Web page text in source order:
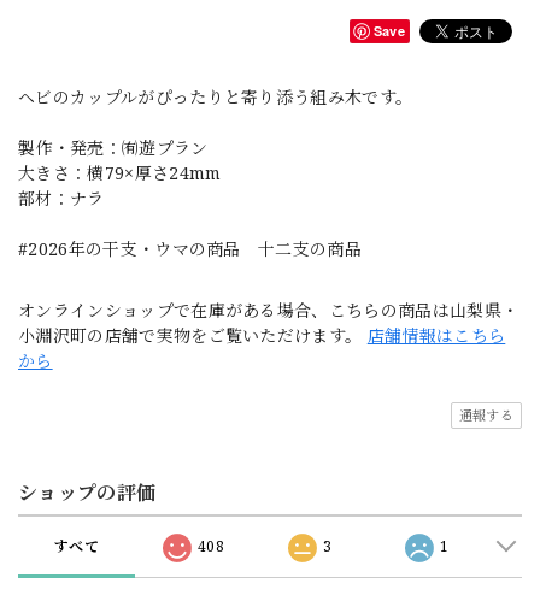
Save
ヘビのカップルがぴったりと寄り添う組み木です。
製作・発売：㈲遊プラン
大きさ：横79×厚さ24mm
部材：ナラ
#2026年の干支・ウマの商品 十二支の商品
オンラインショップで在庫がある場合、こちらの商品は山梨県・
小淵沢町の店舗で実物をご覧いただけます。 店舗情報はこちら
から
通報する
ショップの評価
すべて 408 3 1